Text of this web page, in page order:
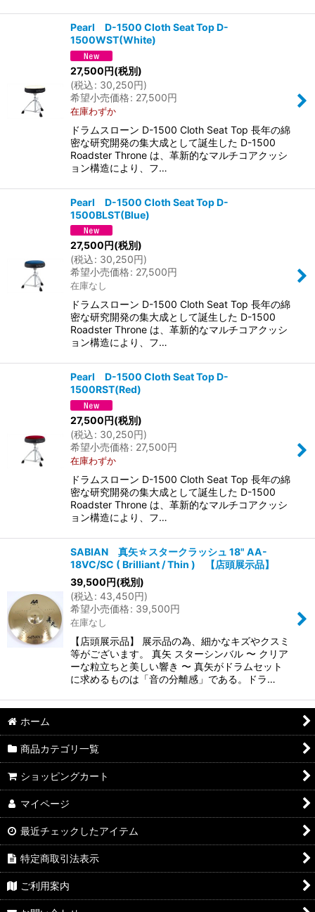
Pearl D-1500 Cloth Seat Top D-
1500WST(White)
27,500円(税別)
(税込: 30,250円)
希望小売価格: 27,500円
在庫わずか
ドラムスローン D-1500 Cloth Seat Top 長年の綿
密な研究開発の集大成として誕生した D-1500
Roadster Throne は、革新的なマルチコアクッシ
ョン構造により、フ…
Pearl D-1500 Cloth Seat Top D-
1500BLST(Blue)
27,500 円(税別)
(税込: 30,250円)
希望小売価格: 27,500円
在庫なし
ドラムスローン D-1500 Cloth Seat Top 長年の綿
密な研究開発の集大成として誕生した D-1500
Roadster Throne は、革新的なマルチコアクッシ
ョン構造により、フ…
Pearl D-1500 Cloth Seat Top D-
1500RST(Red)
27,500円(税別)
(税込: 30,250円)
希望小売価格: 27,500円
在庫わずか
ドラムスローン D-1500 Cloth Seat Top 長年の綿
密な研究開発の集大成として誕生した D-1500
Roadster Throne は、革新的なマルチコアクッシ
ョン構造により、フ…
SABIAN 真矢☆スタークラッシュ 18" AA-
18VC/SC ( Brilliant / Thin ) 【店頭展示品】
39,500円(税別)
(税込: 43,450円)
希望小売価格: 39,500円
在庫なし
【店頭展示品】 展示品の為、細かなキズやクスミ
等がございます。 真矢 スターシンバル 〜 クリア
ーな粒立ちと美しい響き 〜 真矢がドラムセット
に求めるものは「音の分離感」である。ドラ…
ホーム
商品カテゴリ一覧
ショッピングカート
マイページ
最近チェックしたアイテム
特定商取引法表示
ご利用案内